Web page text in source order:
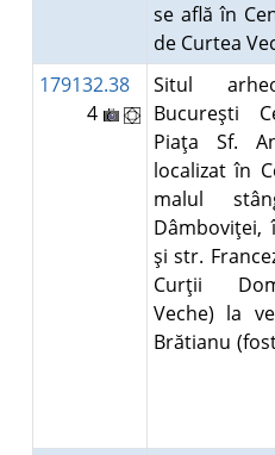
se află în
de Curtea
179132.38
4
Situl
Bucureşti
Piaţa Sf.
localizat în
malul
Dâmboviţei,
şi str.
Curţii
Veche) la
Brătianu